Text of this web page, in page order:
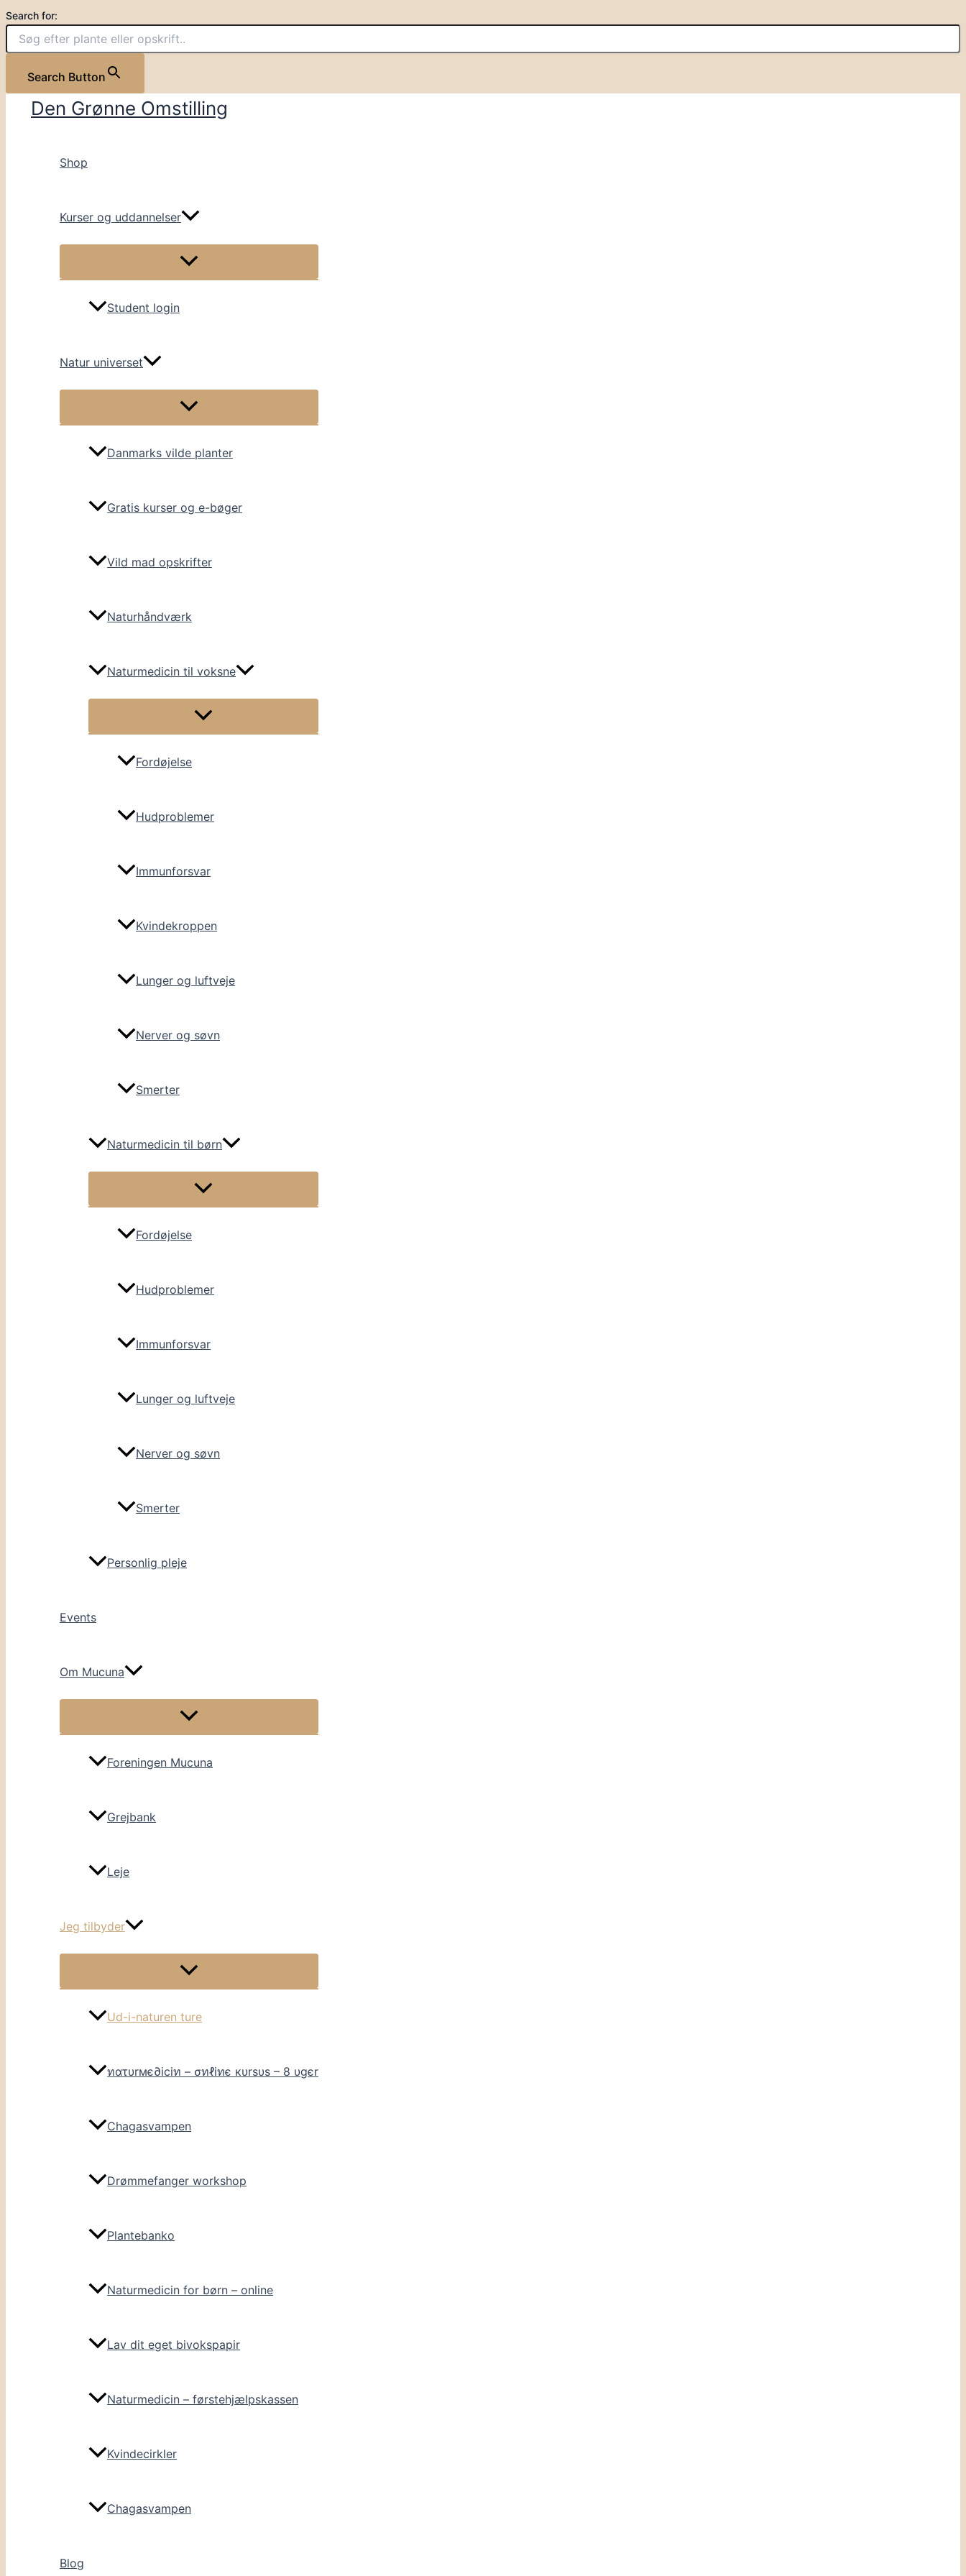
Search for:
Search Button
Gå
til
indholdet
Den Grønne Omstilling
Shop
Kurser og uddannelser
Student login
Natur universet
Danmarks vilde planter
Gratis kurser og e-bøger
Vild mad opskrifter
Naturhåndværk
Naturmedicin til voksne
Fordøjelse
Hudproblemer
Immunforsvar
Kvindekroppen
Lunger og luftveje
Nerver og søvn
Smerter
Naturmedicin til børn
Fordøjelse
Hudproblemer
Immunforsvar
Lunger og luftveje
Nerver og søvn
Smerter
Personlig pleje
Events
Om Mucuna
Foreningen Mucuna
Grejbank
Leje
Jeg tilbyder
Ud-i-naturen ture
ทατυrмє∂iciท – σทℓiทє кυrsυs – 8 υgєr
Chagasvampen
Drømmefanger workshop
Plantebanko
Naturmedicin for børn – online
Lav dit eget bivokspapir
Naturmedicin – førstehjælpskassen
Kvindecirkler
Chagasvampen
Blog